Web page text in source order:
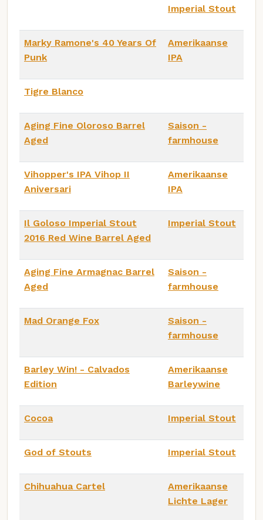
Imperial Stout
Marky Ramone's 40 Years Of
Punk
Amerikaanse
IPA
Tigre Blanco
Aging Fine Oloroso Barrel
Aged
Saison -
farmhouse
Vihopper's IPA Vihop II
Aniversari
Amerikaanse
IPA
Il Goloso Imperial Stout
2016 Red Wine Barrel Aged
Imperial Stout
Aging Fine Armagnac Barrel
Aged
Saison -
farmhouse
Mad Orange Fox
Saison -
farmhouse
Barley Win! - Calvados
Edition
Amerikaanse
Barleywine
Cocoa Imperial Stout
God of Stouts Imperial Stout
Chihuahua Cartel
Amerikaanse
Lichte Lager